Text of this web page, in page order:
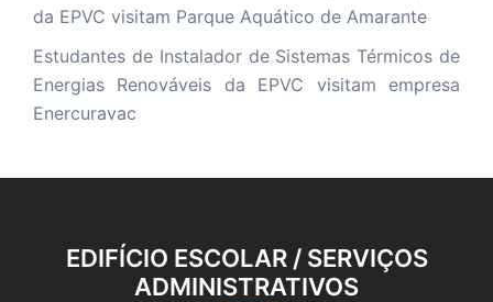
da EPVC visitam Parque Aquático de Amarante
Estudantes de Instalador de Sistemas Térmicos de
Energias Renováveis da EPVC visitam empresa
Enercuravac
EDIFÍCIO ESCOLAR / SERVIÇOS
ADMINISTRATIVOS